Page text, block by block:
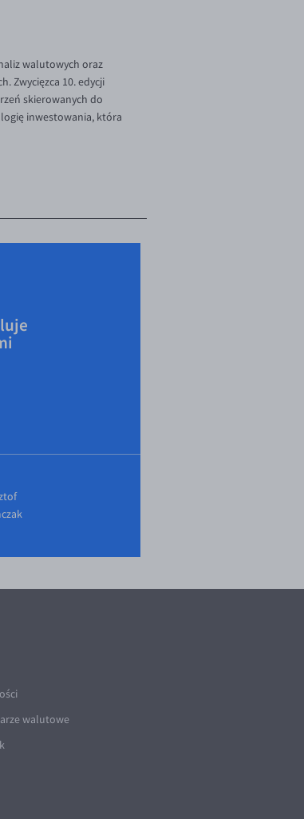
walutowych oraz
Zwycięzca 10. edycji
skierowanych do
inwestowania, która
walutowe